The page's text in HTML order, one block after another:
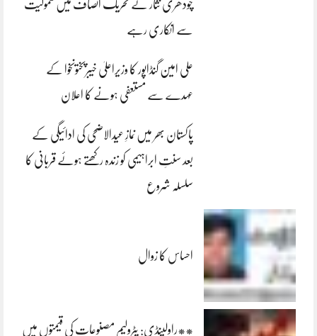
چودھری نثار نے تحریک انصاف میں شمولیت
سے انکاری رہے
علی امین گنڈاپور کا وزیراعلیٰ خیبرپختونخوا کے
عہدے سے مستعفی ہونے کا اعلان
پاکستان بھر میں نمازِ عیدالاضحی کی ادائیگی کے
بعد سنتِ ابراہیمی کو زندہ رکھتے ہوئے قربانی کا
سلسلہ شروع
احساس کا زوال
**راولپنڈی: پٹرولیم مصنوعات کی قیمتوں میں